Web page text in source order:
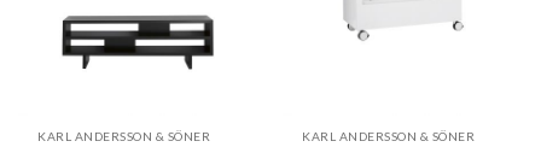
KARL ANDERSSON & SÖNER KARL ANDERSSON & SÖNER